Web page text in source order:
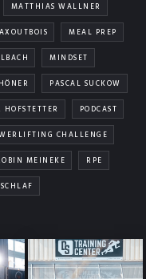
MATTHIAS WALLNER
MEAL PREP
MINDSET
PASCAL SUCKOW
HOFSTETTER PODCAST
CHALLENGE
MEINEKE RPE
SCHLAF